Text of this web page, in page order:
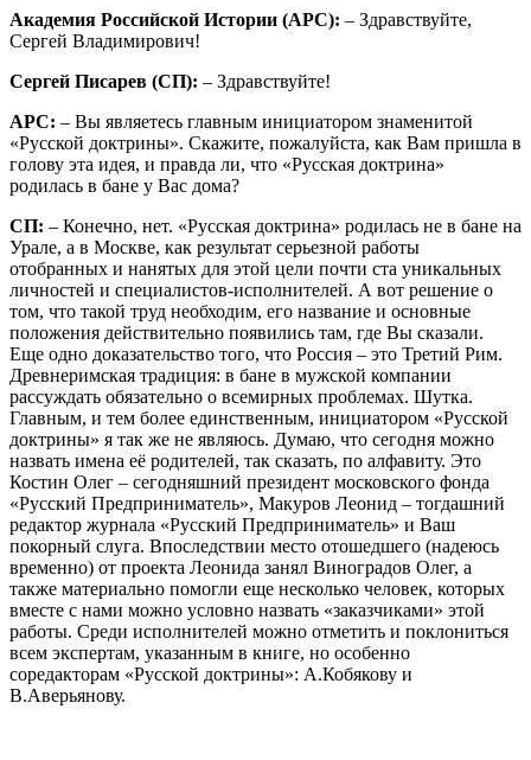
Академия Российской Истории (АРС): – Здравствуйте,
Сергей Владимирович!
Сергей Писарев (СП): – Здравствуйте!
АРС: – Вы являетесь главным инициатором знаменитой
«Русской доктрины». Скажите, пожалуйста, как Вам пришла в
голову эта идея, и правда ли, что «Русская доктрина»
родилась в бане у Вас дома?
СП: – Конечно, нет. «Русская доктрина» родилась не в бане на
Урале, а в Москве, как результат серьезной работы
отобранных и нанятых для этой цели почти ста уникальных
личностей и специалистов-исполнителей. А вот решение о
том, что такой труд необходим, его название и основные
положения действительно появились там, где Вы сказали.
Еще одно доказательство того, что Россия – это Третий Рим.
Древнеримская традиция: в бане в мужской компании
рассуждать обязательно о всемирных проблемах. Шутка.
Главным, и тем более единственным, инициатором «Русской
доктрины» я так же не являюсь. Думаю, что сегодня можно
назвать имена её родителей, так сказать, по алфавиту. Это
Костин Олег – сегодняшний президент московского фонда
«Русский Предприниматель», Макуров Леонид – тогдашний
редактор журнала «Русский Предприниматель» и Ваш
покорный слуга. Впоследствии место отошедшего (надеюсь
временно) от проекта Леонида занял Виноградов Олег, а
также материально помогли еще несколько человек, которых
вместе с нами можно условно назвать «заказчиками» этой
работы. Среди исполнителей можно отметить и поклониться
всем экспертам, указанным в книге, но особенно
соредакторам «Русской доктрины»: А.Кобякову и
В.Аверьянову.